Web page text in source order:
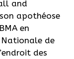
and
apothéose
en
de
des